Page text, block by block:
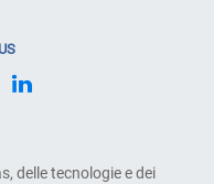
delle tecnologie e dei